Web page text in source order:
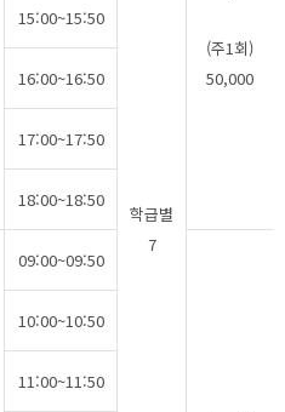
학급별
7
(주1회)
50,000
15:00~15:50
16:00~16:50
17:00~17:50
18:00~18:50
09:00~09:50
10:00~10:50
11:00~11:50